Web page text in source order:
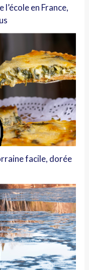
en France,
facile, dorée